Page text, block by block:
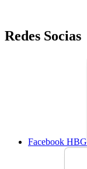
Saltar
para
Redes Socias
Facebook HBG